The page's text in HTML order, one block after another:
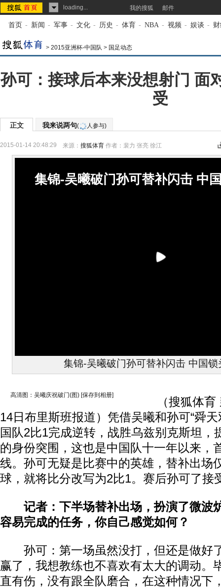
loading... 我的搜狐 邮件
首页 - 新闻 - 军事 - 文化 - 历史 - 体育 - NBA - 视频 - 娱谈 -
> 2015亚洲杯-中国队 > 国足动态
孙可：接球后本来没想射门 面
受
正文 我来说两句( 人参与)
2015-01-14 20:48:29 来源： 搜狐体育 作者：裴力 张亮 徐江
集锦-吴曦破门孙可替补闪击 中
集锦-吴曦破门孙可替补闪击 中国锁
高清图：吴曦庆祝破门(图) [保存到相册]
（搜狐体育
14日布里斯班报道）凭借吴曦和孙可“舜
国队2比1完成逆转，战胜乌兹别克斯坦，
的身份突围，这也是中国队十一年以来，
线。孙可无疑是比赛中的英雄，替补出场
球，就将比分改写为2比1。赛后孙可了接
记者：下半场替补出场，扮演了微波
容易完成的任务，你自己感觉如何？
孙可：第一场虽然没打，但还是做好
赢了，我想教练也不喜欢有太大的调动。
直有伤，没有跟全队磨合，在这种情况下